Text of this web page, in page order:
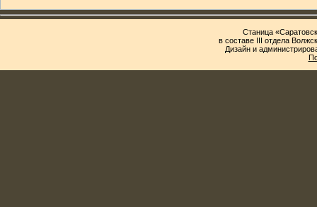
Станица
в составе III отдела
Дизайн и